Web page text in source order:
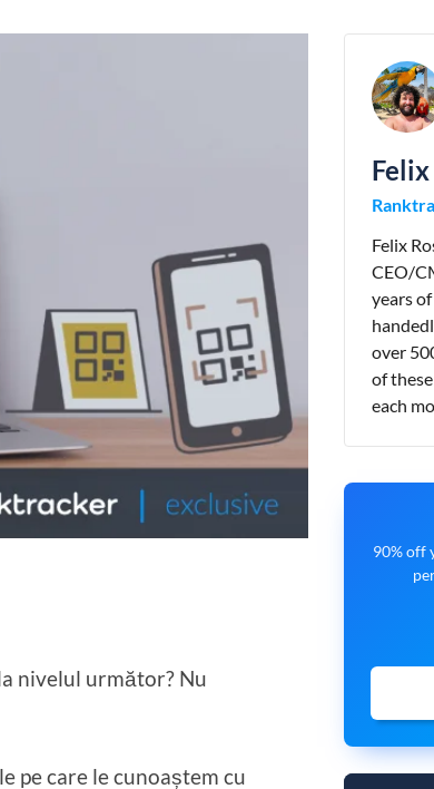
nivelul următor? Nu
pe care le cunoaștem cu
Felix
CEO/
years
over
of
each
90% off